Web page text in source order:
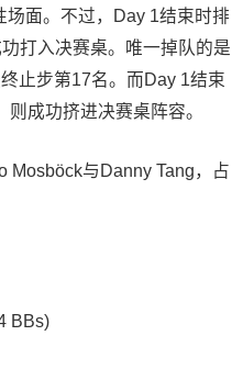
场面。不过，Day 1结束时排
打入决赛桌。唯一掉队的是
止步第17名。而Day 1结束
成功挤进决赛桌阵容。
Mosböck与Danny Tang，占
BBs)